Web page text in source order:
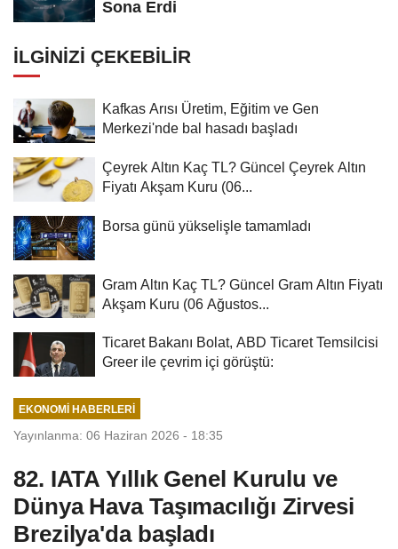
Sona Erdi
İLGINIZI ÇEKEBILIR
Kafkas Arısı Üretim, Eğitim ve Gen
Merkezi'nde bal hasadı başladı
Çeyrek Altın Kaç TL? Güncel Çeyrek Altın
Fiyatı Akşam Kuru (06...
Borsa günü yükselişle tamamladı
Gram Altın Kaç TL? Güncel Gram Altın Fiyatı
Akşam Kuru (06 Ağustos...
Ticaret Bakanı Bolat, ABD Ticaret Temsilcisi
Greer ile çevrim içi görüştü:
EKONOMI HABERLERI
Yayınlanma: 06 Haziran 2026 - 18:35
82. IATA Yıllık Genel Kurulu ve
Dünya Hava Taşımacılığı Zirvesi
Brezilya'da başladı